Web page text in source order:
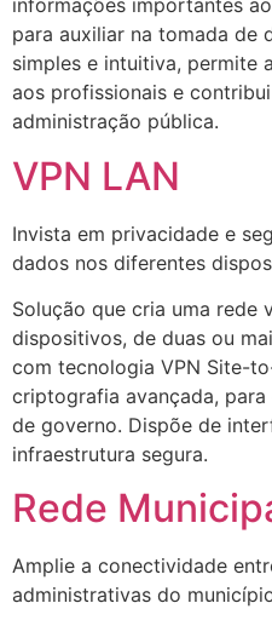
informações importantes
para auxiliar na tomada de
simples e intuitiva, permite
aos profissionais e
administração pública.
VPN LAN
Invista em privacidade e
dados nos diferentes
Solução que cria uma rede
dispositivos, de duas ou
com tecnologia VPN Site-
criptografia avançada,
de governo. Dispõe de
infraestrutura segura.
Rede
Amplie a conectividade
administrativas do